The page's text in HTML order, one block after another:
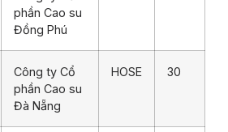
phần Cao su
Đồng Phú
Công ty Cổ
phần Cao su
Đà Nẵng
HOSE 30